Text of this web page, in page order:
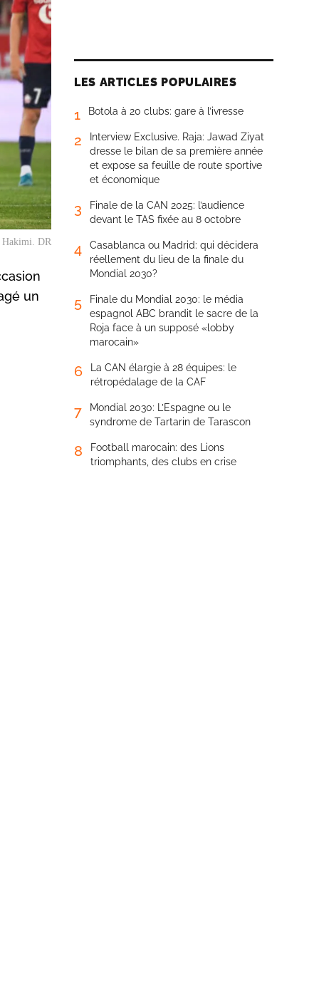
Hakimi. DR
un
LES ARTICLES POPULAIRES
1 Botola à 20 clubs: gare à l’ivresse
2
Interview Exclusive. Raja: Jawad Ziyat
dresse le bilan de sa première année
et expose sa feuille de route sportive
et économique
3
Finale de la CAN 2025: l’audience
devant le TAS fixée au 8 octobre
4
Casablanca ou Madrid: qui décidera
réellement du lieu de la finale du
Mondial 2030?
5
Finale du Mondial 2030: le média
espagnol ABC brandit le sacre de la
Roja face à un supposé «lobby
marocain»
6
La CAN élargie à 28 équipes: le
rétropédalage de la CAF
7
Mondial 2030: L’Espagne ou le
syndrome de Tartarin de Tarascon
8
Football marocain: des Lions
triomphants, des clubs en crise